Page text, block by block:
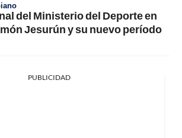
del Ministerio del Deporte en
Jesurún y su nuevo período
PUBLICIDAD